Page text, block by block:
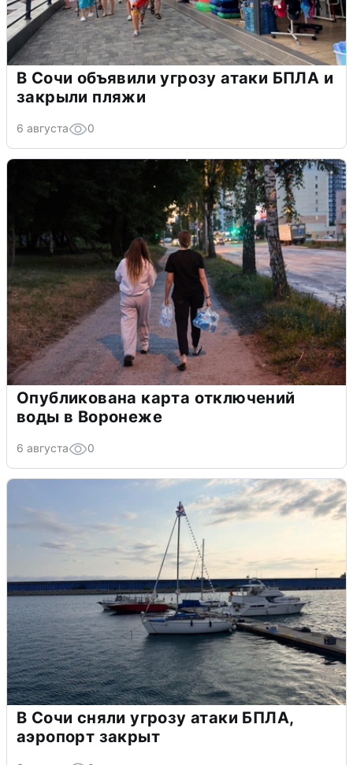
В Сочи объявили угрозу атаки БПЛА и
закрыли пляжи
6 августа 0
Опубликована карта отключений
воды в Воронеже
6 августа 0
В Сочи сняли угрозу атаки БПЛА,
аэропорт закрыт